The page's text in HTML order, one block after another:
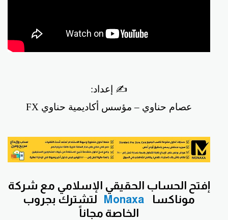
✍️ إعداد:
عصام حناوي – مؤسس أكاديمية حناوي FX
إفتح الحساب الحقيقي الإسلامي مع شركة
موناكسا Monaxa لتشترك بجروب
الخاصة مجاناً